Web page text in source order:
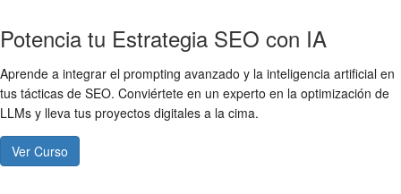
Potencia tu Estrategia SEO con IA
Aprende a integrar el prompting avanzado y la inteligencia artificial en
tus tácticas de SEO. Conviértete en un experto en la optimización de
LLMs y lleva tus proyectos digitales a la cima.
Ver Curso